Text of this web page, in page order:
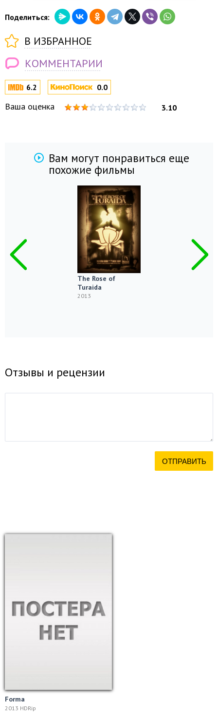
6.2 0.0
Ваша оценка 3.10
Поделиться:
В ИЗБРАННОЕ
КОММЕНТАРИИ
Вам могут понравиться еще
похожие фильмы
The Rose of
Turaida
2013
Отзывы и рецензии
Forma
2013 HDRip